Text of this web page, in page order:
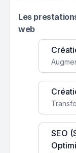
Les
web
SEO